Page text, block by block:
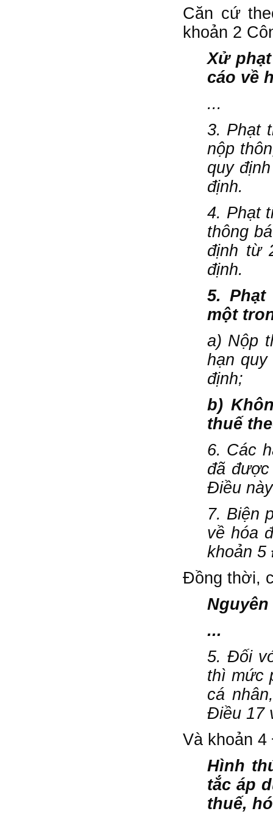
Căn cứ
khoản 2
Xử
cáo về
...
3. Phạt
nộp
quy
định.
4. Phạt
thông
định từ
định.
5. Phạt
một
a) Nộp
hạn
định;
b)
thuế
6. Các
đã
Điều
7. Biện
về hóa
khoản 5
Đồng thời,
...
5. Đối
thì mức
cá
Điều 17
Và khoản
Hình
tắc áp
thuế,